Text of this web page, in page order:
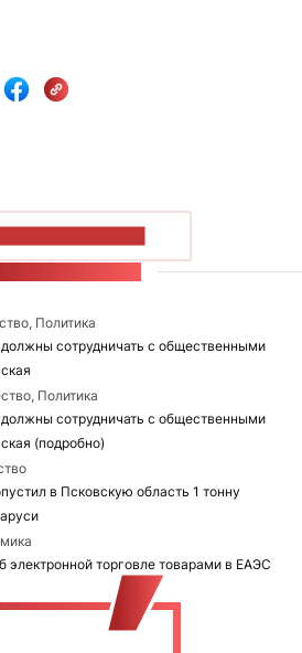
Политика
сотрудничать с общественными
Политика
сотрудничать с общественными
(подробно)
в Псковскую область 1 тонну
электронной торговле товарами в ЕАЭС